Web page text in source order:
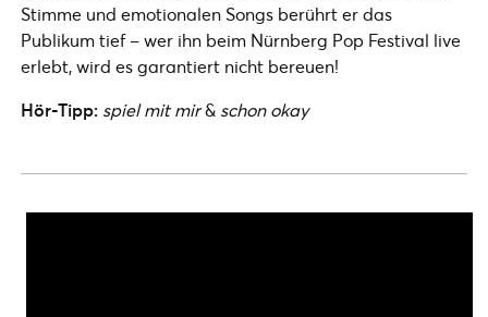
Stimme und emotionalen Songs berührt er das
Publikum tief – wer ihn beim Nürnberg Pop Festival live
erlebt, wird es garantiert nicht bereuen!
Hör-Tipp: spiel mit mir& schon okay